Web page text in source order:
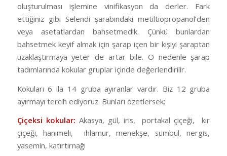
oluşturulması işlemine vinifikasyon da derler. Fark
ettiğiniz gibi Selendi şarabındaki metiltiopropanol’den
veya asetatlardan bahsetmedik. Çünkü bunlardan
bahsetmek keyif almak için şarap içen bir kişiyi şaraptan
uzaklaştırmaya yeter de artar bile. O nedenle şarap
tadımlarında kokular gruplar içinde değerlendirilir.
Kokuları 6 ila 14 gruba ayıranlar vardır. Biz 12 gruba
ayırmayı tercih ediyoruz. Bunları özetlersek;
Çiçeksi kokular: Akasya, gül, iris, portakal çiçeği,
kır
çiçeği, hanımeli,
ıhlamur, menekşe, sümbül, nergis,
yasemin, katırtırnağı